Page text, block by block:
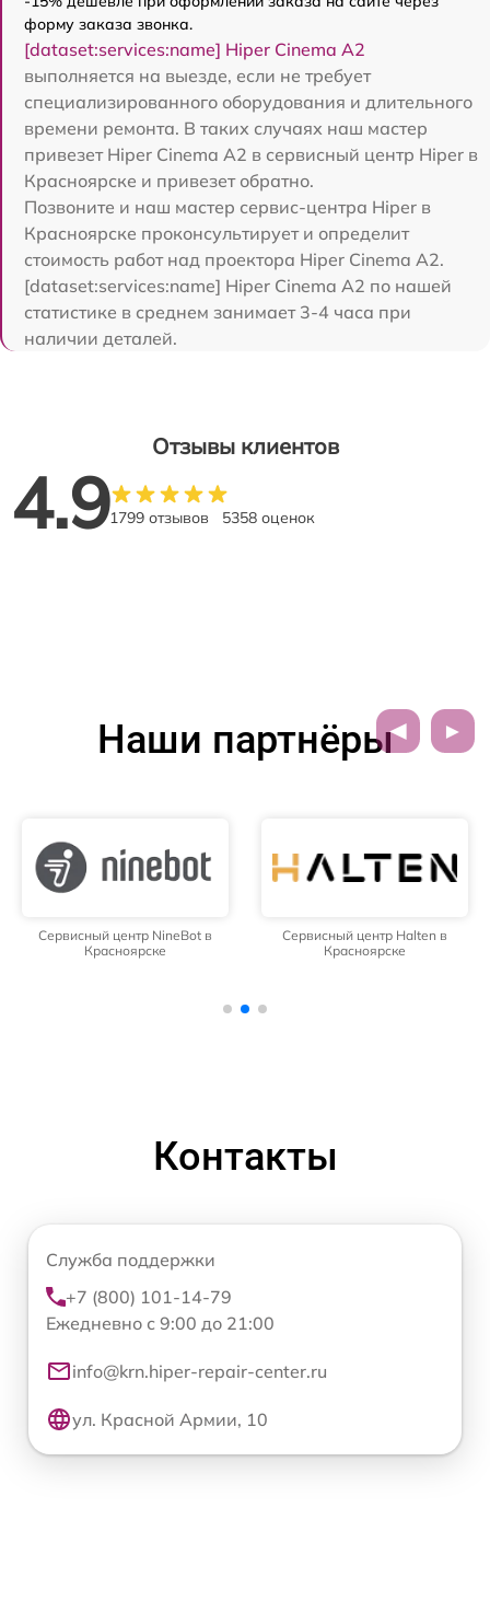
форму заказа звонка.
[dataset:services:name] Hiper Cinema A2
выполняется на выезде, если не требует
специализированного оборудования и длительного
времени ремонта. В таких случаях наш мастер
привезет Hiper Cinema A2 в сервисный центр Hiper в
Красноярске и привезет обратно.
Позвоните и наш мастер сервис-центра Hiper в
Красноярске проконсультирует и определит
стоимость работ над проектора Hiper Cinema A2.
[dataset:services:name] Hiper Cinema A2 по нашей
статистике в среднем занимает 3-4 часа при
наличии деталей.
Отзывы клиентов
4.91799 отзывов 5358 оценок
Наши партнёры
Сервисный центр NineBot в
Красноярске
Сервисный центр Halten в
Красноярске
Контакты
Служба поддержки
+7 (800) 101-14-79
Ежедневно с 9:00 до 21:00
info@krn.hiper-repair-center.ru
ул. Красной Армии, 10